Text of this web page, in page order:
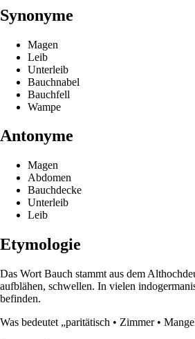
Synonyme
Magen
Leib
Unterleib
Bauchnabel
Bauchfell
Wampe
Antonyme
Magen
Abdomen
Bauchdecke
Unterleib
Leib
Etymologie
Das Wort Bauch stammt aus dem
aufblähen, schwellen. In vielen
befinden.
Was bedeutet „paritätisch • Zimmer•